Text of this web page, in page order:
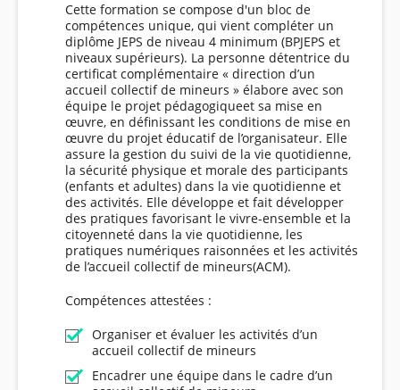
Cette formation se compose d'un bloc de
compétences unique, qui vient compléter un
diplôme JEPS de niveau 4 minimum (BPJEPS et
niveaux supérieurs). La personne détentrice du
certificat complémentaire « direction d’un
accueil collectif de mineurs » élabore avec son
équipe le projet pédagogiqueet sa mise en
œuvre, en définissant les conditions de mise en
œuvre du projet éducatif de l’organisateur. Elle
assure la gestion du suivi de la vie quotidienne,
la sécurité physique et morale des participants
(enfants et adultes) dans la vie quotidienne et
des activités. Elle développe et fait développer
des pratiques favorisant le vivre-ensemble et la
citoyenneté dans la vie quotidienne, les
pratiques numériques raisonnées et les activités
de l’accueil collectif de mineurs(ACM).
Compétences attestées :
Organiser et évaluer les activités d’un
accueil collectif de mineurs
Encadrer une équipe dans le cadre d’un